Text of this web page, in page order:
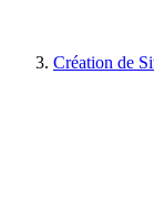
Création de